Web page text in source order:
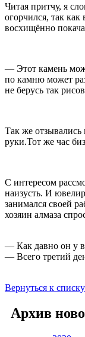
Читая притчу, я
огорчился, так
восхищённо
— Этот камень
по камню может
не берусь так
Так же отзывались
руки.Тот же час
С интересом
наизусть. И
занимался своей
хозяин алмаза
— Как давно он у
— Всего третий
Вернуться к списку
Архив